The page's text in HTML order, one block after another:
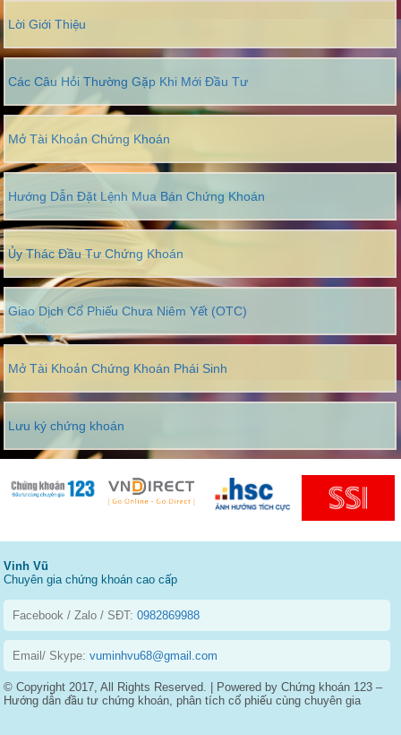
Lời Giới Thiệu
Các Câu Hỏi Thường Gặp Khi Mới Đầu Tư
Mở Tài Khoản Chứng Khoán
Hướng Dẫn Đặt Lệnh Mua Bán Chứng Khoán
Ủy Thác Đầu Tư Chứng Khoán
Giao Dịch Cổ Phiếu Chưa Niêm Yết (OTC)
Mở Tài Khoản Chứng Khoán Phái Sinh
Lưu ký chứng khoán
Vinh Vũ
Chuyên gia chứng khoán cao cấp
Facebook / Zalo / SĐT:0982869988
Email/ Skype:vuminhvu68@gmail.com
© Copyright 2017, All Rights Reserved. | Powered by Chứng khoán 123 –
Hướng dẫn đầu tư chứng khoán, phân tích cổ phiếu cùng chuyên gia